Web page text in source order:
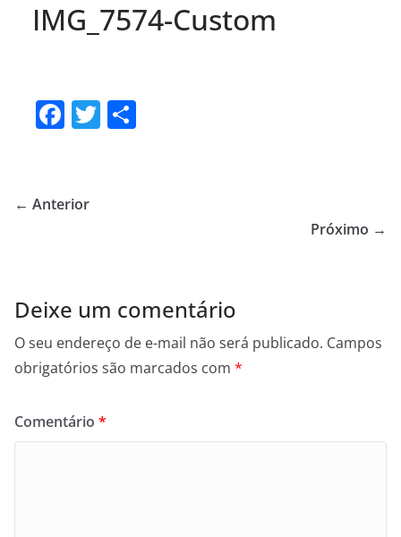
IMG_7574-Custom
F
e
k
T
← Anterior
Próximo →
Deixe um comentário
O seu endereço de e-mail não será publicado. Campos
obrigatórios são marcados com *
Comentário *